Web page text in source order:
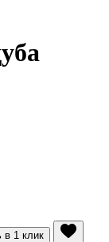
в 1 клик